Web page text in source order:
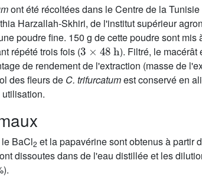
ont été récoltées dans le Centre de la
Harzallah-Skhiri, de l'institut supérieur
poudre fine. 150 g de cette poudre sont
répété trois fois (
3×48h
). Filtré, le macérât
de rendement de l'extraction (masse de
des fleurs de C. trifurcatumest conservé en
BaCl2 et la papavérine sont obtenus à partir
dissoutes dans de l'eau distillée et les